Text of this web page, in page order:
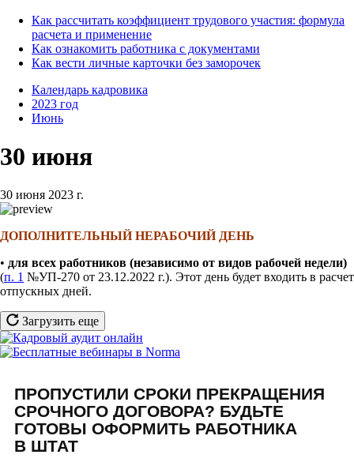
Как рассчитать коэффициент трудового участия: формула
расчета и применение
Как ознакомить работника с документами
Как вести личные карточки без заморочек
Календарь кадровика
2023 год
Июнь
30 июня
30 июня 2023 г.
ДОПОЛНИТЕЛЬНЫЙ НЕРАБОЧИЙ ДЕНЬ
• для всех работников (независимо от видов рабочей недели)
(п. 1 №УП-270 от 23.12.2022 г.). Этот день будет входить в расчет
отпускных дней.
Загрузить еще
ПРОПУСТИЛИ СРОКИ ПРЕКРАЩЕНИЯ
СРОЧНОГО ДОГОВОРА? БУДЬТЕ
ГОТОВЫ ОФОРМИТЬ РАБОТНИКА
В ШТАТ